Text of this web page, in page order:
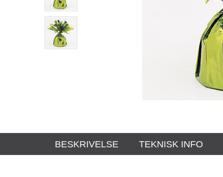
BESKRIVELSE TEKNISK INFO